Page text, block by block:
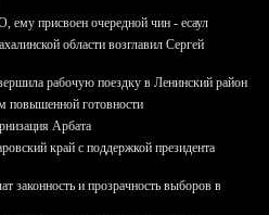
ему присвоен очередной чин - есаул
области возглавил Сергей
рабочую поездку в Ленинский район
повышенной готовности
Арбата
край с поддержкой президента
законность и прозрачность выборов в